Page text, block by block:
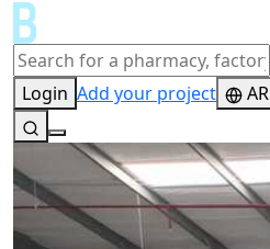
Login Add your project AR